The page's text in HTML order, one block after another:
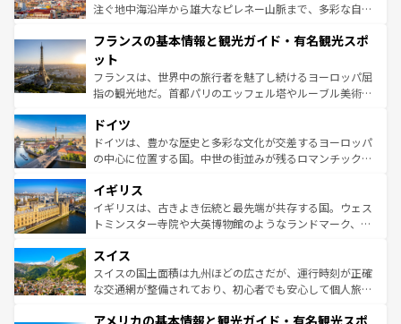
ピザやパスタなど、絶品のイタリア料理を堪能することも
ませてくれるイタリアで、忘れられない旅をしてみよう！
なお、新着のイタリア情報は
しい。
注ぐ地中海沿岸から雄大なピレネー山脈まで、多彩な自然
文化が根付くこの国では、情熱的なフラメンコ、熱気あふ
れる闘牛、そして美味しいタパスが生活の一部となってい
る。首都マドリードの洗練された雰囲気や、バルセロナの
アートに溢れた街角から、地方では古代ローマ遺跡や中世
せる。地方によって風土や気候が異なるスペインはその個
性で訪れる人を魅了する。 なお、新着のスペイン情報は コ
ンテンツ一覧を参照してほしい。
フランスの基本情報と観光ガイド・有名観光スポ
ット
フランスは、世界中の旅行者を魅了し続けるヨーロッパ屈
指の観光地だ。首都パリのエッフェル塔やルーブル美術館
で、幅広い魅力が詰まっている。華麗な宮殿、歴史的な大
聖堂、美しいビーチ、そして豊かな自然が、訪れる者を心
から魅了する。また、フランスは美食の国としても知ら
いる。シャンパンの発祥地であるランス、プロヴァンスの
香り高いラベンダー畑など、多彩な楽しみ方が可能だ。さ
らに、パリ以外の地域にも魅力が溢れており、どの街角に
れる地方に足を運ぶとそれぞれで全く異なる文化を体験で
きるだろう。 なお、新着のフランス情報はコンテンツ一覧
を参照してほしい。
ドイツ
ドイツは、豊かな歴史と多彩な文化が交差するヨーロッパ
の中心に位置する国。中世の街並みが残るロマンチック街
顔を持つこの国は、どこを歩いても飽きることがない。ベ
ルリンの文化的活気、バイエルン州のアルプスの絶景、そ
してライン川沿いのワイン畑といった風景は必見。ビール
は、お酒好きな人にはぜひ体験してほしい。 なお、新着の
ドイツ情報はコンテンツ一覧を参照してほしい。
イギリス
イギリスは、古きよき伝統と最先端が共存する国。ウェス
トミンスター寺院や大英博物館のようなランドマーク、歴
リアごとに異なる魅力がある。また、優雅なアフタヌーン
ティー、ビール好きにはたまらない英国パブ、サッカー観
戦など、本場だからこそできる体験も豊富。イギリスを旅
ンツ一覧を参照してほしい。
スイス
スイスの国土面積は九州ほどの広さだが、運行時刻が正確
な交通網が整備されており、初心者でも安心して個人旅行
の建物がそのまま残る町や、スイスならではのユニークな
アメリカの基本情報と観光ガイド・有名観光スポ